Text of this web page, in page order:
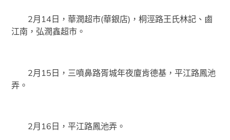
2月14日，華潤超市(華銀店)，桐涇路王氏林記、鹵
江南，弘潤鑫超市。
2月15日，三噴鼻路胥城年夜廈肯德基，平江路鳳池
弄。
2月16日，平江路鳳池弄。